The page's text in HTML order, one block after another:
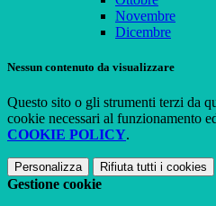
Novembre
Dicembre
Nessun contenuto da visualizzare
Questo sito o gli strumenti terzi da
cookie necessari al funzionamento
COOKIE POLICY.
Personalizza Rifiuta tutti i cookies
Gestione cookie